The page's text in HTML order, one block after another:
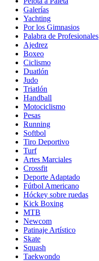
Galerías
Yachting
Por los Gimnasios
Palabra de Profesionales
Ajedrez
Boxeo
Ciclismo
Duatlón
Judo
Triatlón
Handball
Motociclismo
Pesas
Running
Softbol
Tiro Deportivo
Turf
Artes Marciales
Crossfit
Deporte Adaptado
Fútbol Americano
Hóckey sobre ruedas
Kick Boxing
MTB
Newcom
Patinaje Artístico
Skate
Squash
Taekwondo